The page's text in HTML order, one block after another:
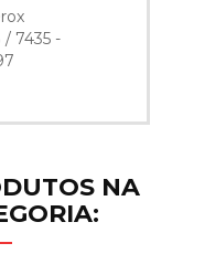
7435 -
NA